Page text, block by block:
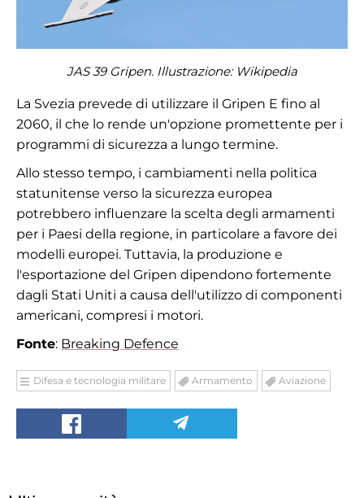
JAS 39 Gripen. Illustrazione: Wikipedia
La Svezia prevede di utilizzare il Gripen E fino al
2060, il che lo rende un'opzione promettente per i
programmi di sicurezza a lungo termine.
Allo stesso tempo, i cambiamenti nella politica
statunitense verso la sicurezza europea
potrebbero influenzare la scelta degli armamenti
per i Paesi della regione, in particolare a favore dei
modelli europei. Tuttavia, la produzione e
l'esportazione del Gripen dipendono fortemente
dagli Stati Uniti a causa dell'utilizzo di componenti
americani, compresi i motori.
Fonte: Breaking Defence
Difesa e tecnologia militare Armamento Aviazione